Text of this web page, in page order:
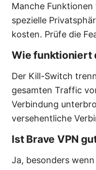
Manche
spezielle
kosten. Prüfe die
Wie funktioniert
Der Kill-Switch
gesamten Traffic
Verbindung
versehentliche
Ist Brave VPN
Ja, besonders